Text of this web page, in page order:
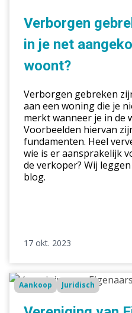
aangekochte
woning
woont?
Verborgen
in je net
woont?
Verborgen gebreken
aan een woning die je
merkt wanneer je in de
Voorbeelden hiervan
fundamenten. Heel
wie is er aansprakelijk
de verkoper? Wij
blog.
17 okt. 2023
Vereniging
van
Eigenaars
Aankoop Juridisch